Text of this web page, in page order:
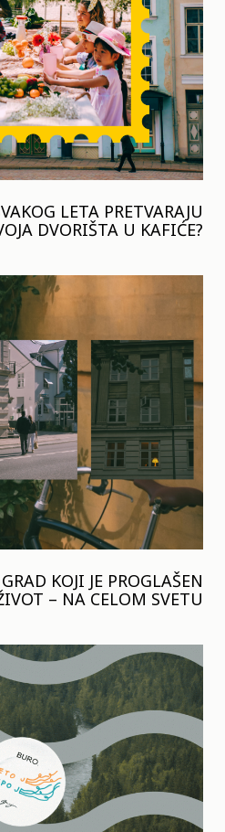
LETA PRETVARAJU
DVORIŠTA U KAFIĆE?
KOJI JE PROGLAŠEN
– NA CELOM SVETU